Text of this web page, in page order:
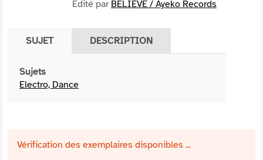
Edité par BELIEVE / Ayeko Records
SUJET DESCRIPTION
Sujets
Electro, Dance
Vérification des exemplaires disponibles ...